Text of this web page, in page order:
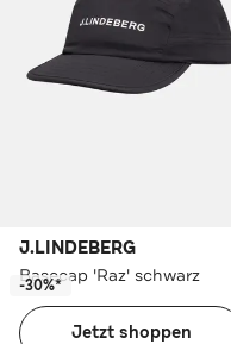
J.LINDEBERG
Basecap 'Raz' schwarz
-30%*
Jetzt shoppen